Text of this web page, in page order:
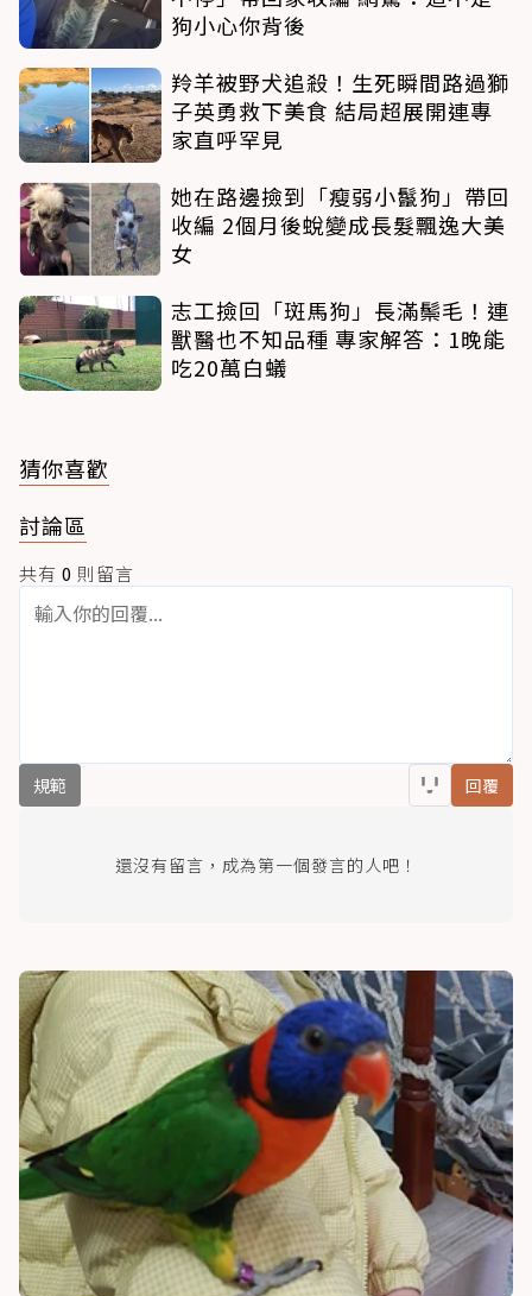
狗小心你背後
羚羊被野犬追殺！生死瞬間路過獅
子英勇救下美食 結局超展開連專
家直呼罕見
她在路邊撿到「瘦弱小鬣狗」帶回
收編 2個月後蛻變成長髮飄逸大美
女
志工撿回「斑馬狗」長滿鬃毛！連
獸醫也不知品種 專家解答：1晚能
吃20萬白蟻
猜你喜歡
討論區
共有 0 則留言
規範 回覆
還沒有留言，成為第一個發言的人吧！